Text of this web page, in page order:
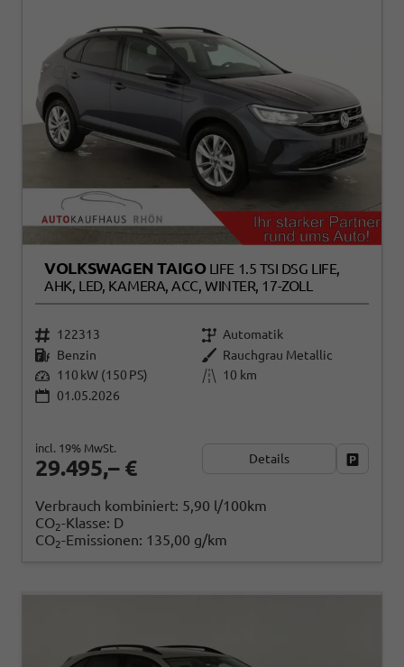
VOLKSWAGEN TAIGO LIFE 1.5 TSI DSG LIFE,
AHK, LED, KAMERA, ACC, WINTER, 17-ZOLL
122313
Automatik
Benzin
Rauchgrau Metallic
110 kW (150 PS)
10 km
01.05.2026
29.495,– €
incl. 19% MwSt.
Details
Verbrauch kombiniert: 5,90 l/100km
CO2-Klasse: D
CO2-Emissionen: 135,00 g/km